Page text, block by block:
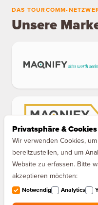
Privatsphäre & Cookies
Wir verwenden Cookies,
bereitzustellen, und um
Website zu erfassen. Bitte
akzeptieren möchten:
Notwendig Analytics
DAS TOURCOMM-
Unsere